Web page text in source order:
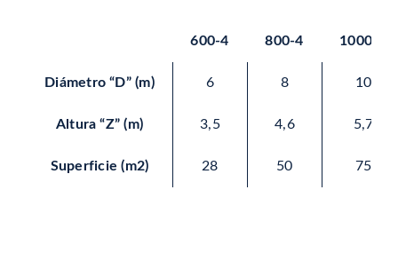
600-4 800-4 1000-5
Diámetro “D” (m) 6 8 10
Altura “Z” (m) 3,5 4,6 5,7
Superficie (m2) 28 50 75